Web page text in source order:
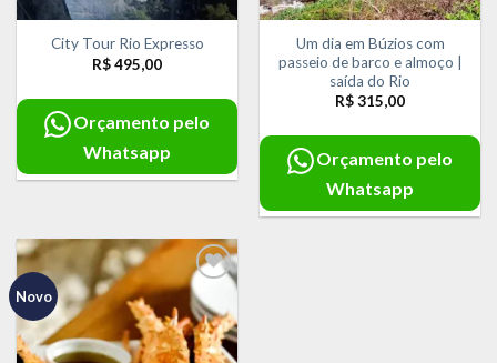
City Tour Rio Expresso
R$495,00
Orçamento pelo
Whatsapp
Um dia em Búzios com
passeio de barco e almoço |
saída do Rio
R$315,00
Orçamento pelo
Whatsapp
Novo
Adicionar
aos meus